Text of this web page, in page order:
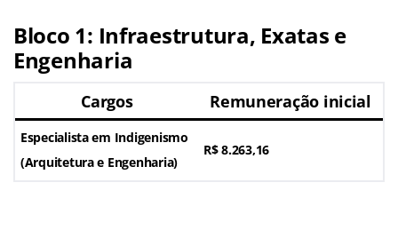
Bloco 1: Infraestrutura, Exatas e
Engenharia
Cargos Remuneração inicial
Especialista em Indigenismo
(Arquitetura e Engenharia)
R$ 8.263,16